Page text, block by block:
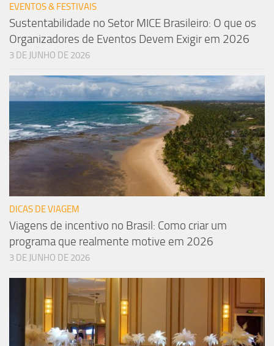
EVENTOS & FESTIVAIS
Sustentabilidade no Setor MICE Brasileiro: O que os
Organizadores de Eventos Devem Exigir em 2026
3 DE JUNHO DE 2026
DICAS DE VIAGEM
Viagens de incentivo no Brasil: Como criar um
programa que realmente motive em 2026
3 DE JUNHO DE 2026